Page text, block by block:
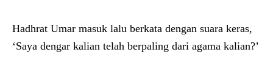
Hadhrat Umar masuk lalu berkata dengan suara keras,
‘Saya dengar kalian telah berpaling dari agama kalian?’